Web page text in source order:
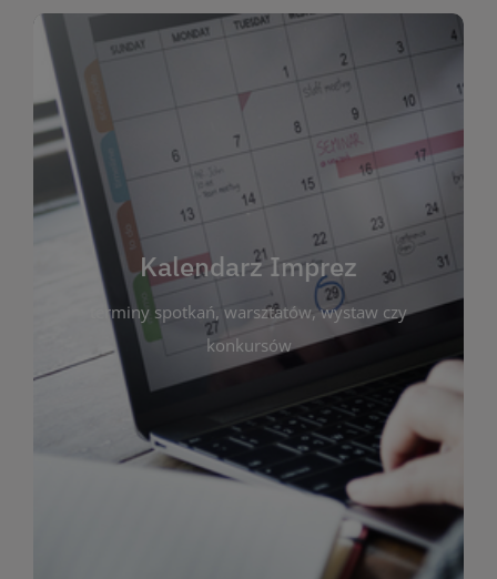
Kalendarz Imprez
terminy spotkań, warsztatów, wystaw czy
konkursów
Kalendarz Imprez
Zakładka ta gromadzi wszystkie planowane
wydarzenia kulturalne i edukacyjne organizowane
przez bibliotekę. Możesz tu sprawdzić terminy
spotkań, warsztatów, wystaw czy konkursów.
Dzięki przejrzystemu kalendarzowi łatwo
zaplanujesz udział w interesujących Cię
wydarzeniach. Aktualizujemy harmonogram na
bieżąco, by zawsze był zgodny z planem pracy
biblioteki. Zapraszamy do śledzenia i uczestnictwa
w życiu kulturalnym miasta!
WIĘCEJ